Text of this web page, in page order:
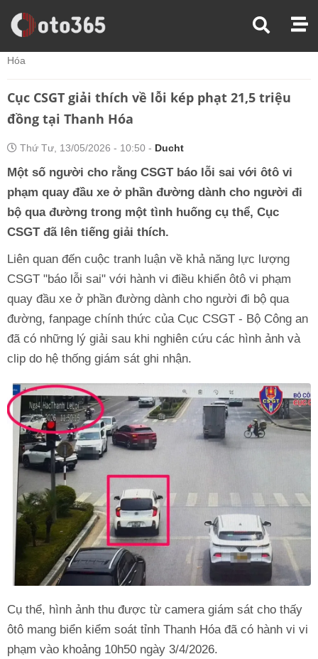
Trang Chủ
Tin Xe
Hóa
Cục CSGT giải thích về lỗi kép phạt 21,5 triệu
đồng tại Thanh Hóa
Thứ Tư, 13/05/2026 - 10:50 - Ducht
Một số người cho rằng CSGT báo lỗi sai với ôtô vi
phạm quay đầu xe ở phần đường dành cho người đi
bộ qua đường trong một tình huống cụ thể, Cục
CSGT đã lên tiếng giải thích.
Liên quan đến cuộc tranh luận về khả năng lực lượng
CSGT "báo lỗi sai" với hành vi điều khiển ôtô vi phạm
quay đầu xe ở phần đường dành cho người đi bộ qua
đường, fanpage chính thức của Cục CSGT - Bộ Công an
đã có những lý giải sau khi nghiên cứu các hình ảnh và
clip do hệ thống giám sát ghi nhận.
Cụ thể, hình ảnh thu được từ camera giám sát cho thấy
ôtô mang biển kiểm soát tỉnh Thanh Hóa đã có hành vi vi
phạm vào khoảng 10h50 ngày 3/4/2026.